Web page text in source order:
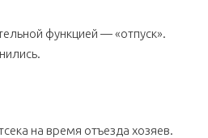
функцией — «отпуск».
на время отъезда хозяев.